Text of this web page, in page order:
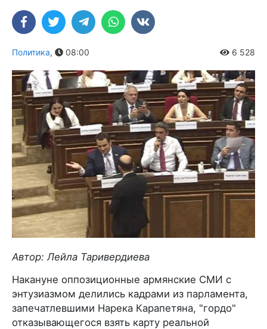
Политика, 08:00 6 528
Автор: Лейла Таривердиева
Накануне оппозиционные армянские СМИ с
энтузиазмом делились кадрами из парламента,
запечатлевшими Нарека Карапетяна, "гордо"
отказывающегося взять карту реальной